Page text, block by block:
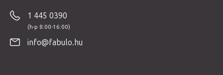
1 445 0390
info@fabulo.hu